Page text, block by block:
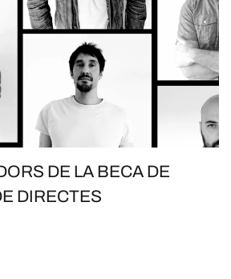
DE LA BECA DE
DIRECTES